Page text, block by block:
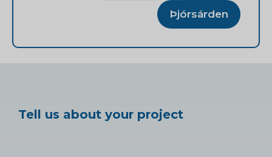
Þjórsárden
Tell us about your project